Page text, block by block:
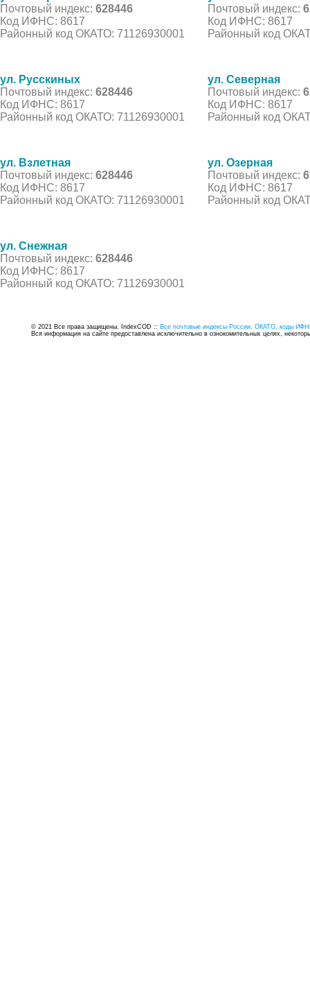
Почтовый индекс: 628446
Код ИФНС: 8617
Районный код ОКАТО: 71126930001
Почтовый индекс:
Код ИФНС: 8617
Районный код
ул. Русскиных
Почтовый индекс: 628446
Код ИФНС: 8617
Районный код ОКАТО: 71126930001
ул. Северная
Почтовый индекс:
Код ИФНС: 8617
Районный код
ул. Взлетная
Почтовый индекс: 628446
Код ИФНС: 8617
Районный код ОКАТО: 71126930001
ул. Озерная
Почтовый индекс:
Код ИФНС: 8617
Районный код
ул. Снежная
Почтовый индекс: 628446
Код ИФНС: 8617
Районный код ОКАТО: 71126930001
© 2021 Все права защищены. IndexCOD :: Все почтовые индексы России, ОКАТО, коды
Вся информация на сайте предоставлена исключительно в ознокомительных целях,